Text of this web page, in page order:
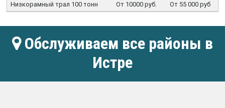
Низкорамный трал 100 тонн
От 10000 руб. От 55 000 руб
Обслуживаем все районы в
Истре